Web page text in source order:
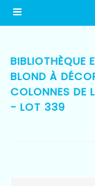
BIBLIOTHÈQUE
BLOND À
COLONNES DE
- LOT 339